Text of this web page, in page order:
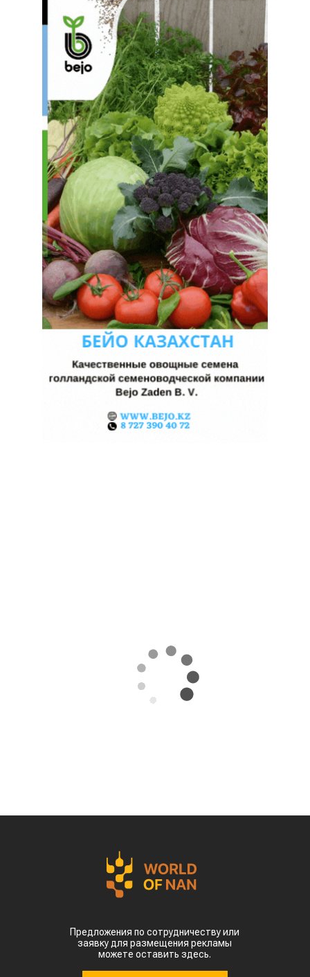
Экстремальная жара охватила ключевые
сельскохозяйственные регионы Китая.
Власти страны предупреждают о возможных
потерях урожая кукурузы, риса, хлопка и сои
столбики термометров местами приближаются к
Высокие температуры пришлись на период
повышенная влажность создает благоприятные
условия для распространения вредителей и